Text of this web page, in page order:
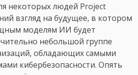
некоторых людей Project
взгляд на будущее, в котором
моделям ИИ будет
небольшой группе
обладающих самыми
кибербезопасности. Опять